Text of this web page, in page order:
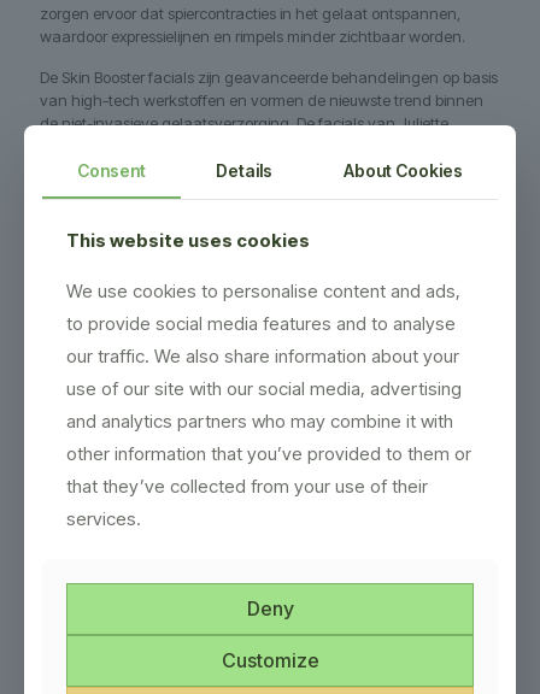
zorgen ervoor dat spiercontracties in het gelaat ontspannen,
waardoor expressielijnen en rimpels minder zichtbaar worden.
De Skin Booster facials zijn geavanceerde behandelingen op basis
van high-tech werkstoffen en vormen de nieuwste trend binnen
de niet-invasieve gelaatsverzorging. De facials van Juliette
met recht een alternatief vormen voor kostbare filler- en
botoxinjecties.
Voor een optimaal resultaat wordt geadviseerd om tussen de
Deze behandeling van 95 minuten wordt uitgebreid met een
Losse behandeling€110(duur: 90 minuten)
Kuur van 5 behandelingen€495
Juliette Armand is exclusief verkrijgbaar via de gespecialiseerde
hannah huidcoach.
Consent Details About Cookies
This website uses cookies
We use cookies to personalise content and ads,
to provide social media features and to analyse
our traffic. We also share information about your
use of our site with our social media, advertising
and analytics partners who may combine it with
other information that you’ve provided to them or
that they’ve collected from your use of their
services.
Deny
Customize